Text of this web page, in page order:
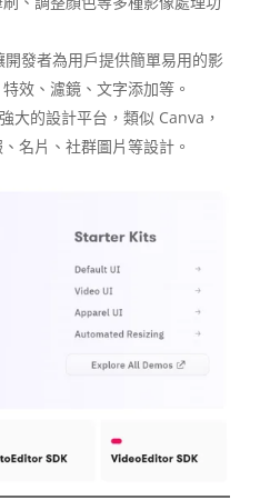
開發者為用戶提供簡單易用的影
效、濾鏡、文字添加等。
大的設計平台，類似 Canva，
名片、社群圖片等設計。